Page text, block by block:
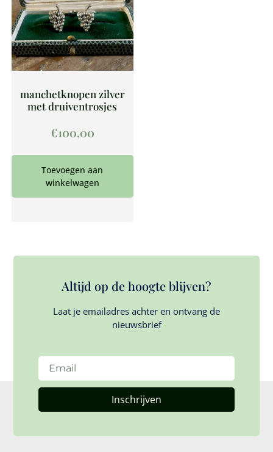
manchetknopen zilver
met druiventrosjes
€100,00
Toevoegen aan
winkelwagen
Altijd op de hoogte blijven?
Laat je emailadres achter en ontvang de
nieuwsbrief
Inschrijven